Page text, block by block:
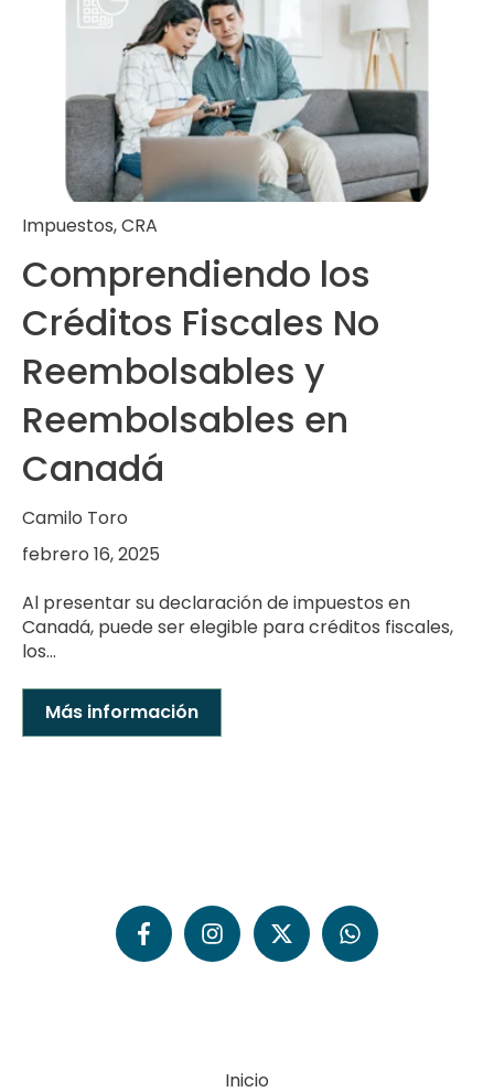
Impuestos,CRA
Comprendiendo los
Créditos Fiscales No
Reembolsables y
Reembolsables en
Canadá
Camilo Toro
febrero 16, 2025
Al presentar su declaración de impuestos en
Canadá, puede ser elegible para créditos fiscales,
los...
Más información
Inicio